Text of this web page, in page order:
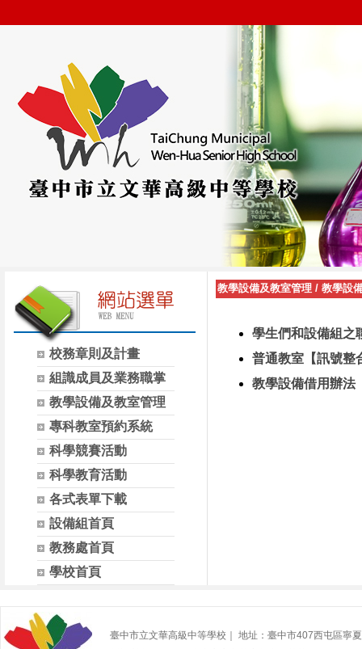
校務章則及計畫
組識成員及業務職掌
教學設備及教室管理
專科教室預約系統
科學競賽活動
科學教育活動
各式表單下載
設備組首頁
教務處首頁
學校首頁
教學設備及教室管理 / 教學設
學生們和設備組之
普通教室【訊號整
教學設備借用辦法
臺中市立文華高級中等學校｜ 地址：臺中市407西屯區